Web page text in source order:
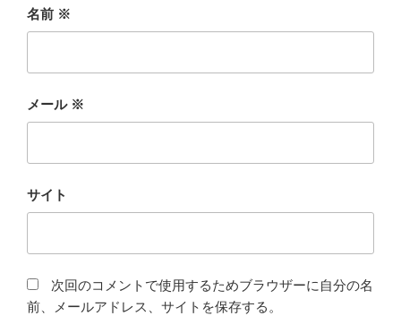
名前 ※
メール ※
サイト
次回のコメントで使用するためブラウザーに自分の名
前、メールアドレス、サイトを保存する。